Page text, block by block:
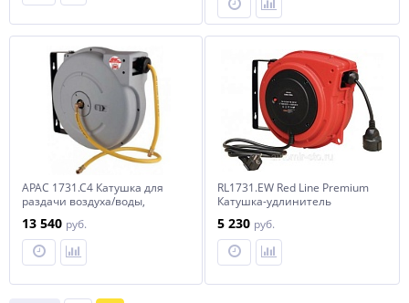
APAC 1731.C4 Катушка для
раздачи воздуха/воды,
13 540 руб.
RL1731.EW Red Line Premium
Катушка-удлинитель
5 230 руб.